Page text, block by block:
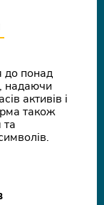
до понад
надаючи
активів і
також